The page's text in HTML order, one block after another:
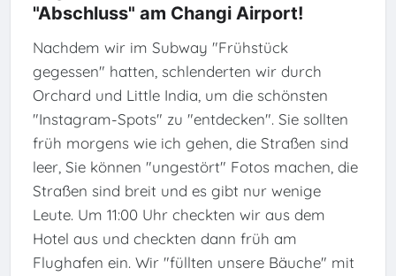
"Abschluss" am Changi Airport!
Nachdem wir im Subway "Frühstück
gegessen" hatten, schlenderten wir durch
Orchard und Little India, um die schönsten
"Instagram-Spots" zu "entdecken". Sie sollten
früh morgens wie ich gehen, die Straßen sind
leer, Sie können "ungestört" Fotos machen, die
Straßen sind breit und es gibt nur wenige
Leute. Um 11:00 Uhr checkten wir aus dem
Hotel aus und checkten dann früh am
Flughafen ein. Wir "füllten unsere Bäuche" mit